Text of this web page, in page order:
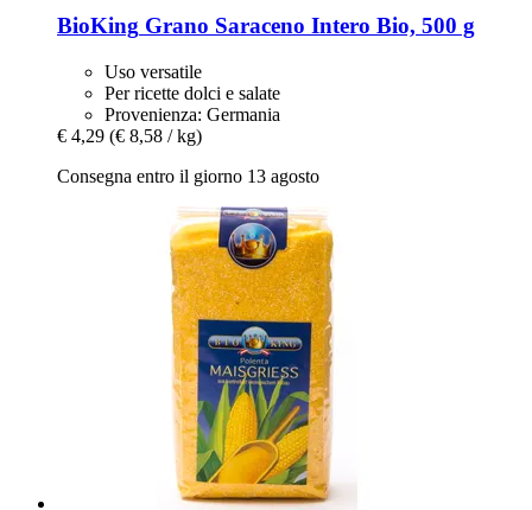
BioKing Grano Saraceno Intero Bio, 500 g
Uso versatile
Per ricette dolci e salate
Provenienza: Germania
€ 4,29 (€ 8,58 / kg)
Consegna entro il giorno 13 agosto